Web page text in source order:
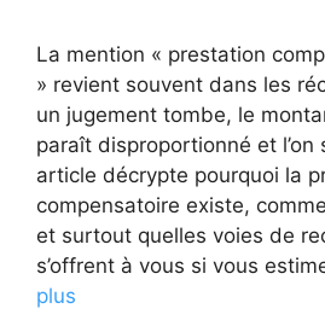
La mention « prestation
» revient souvent dans les
un jugement tombe, le
paraît disproportionné et
article décrypte pourquoi la
compensatoire existe,
et surtout quelles voies de
s’offrent à vous si vous
plus